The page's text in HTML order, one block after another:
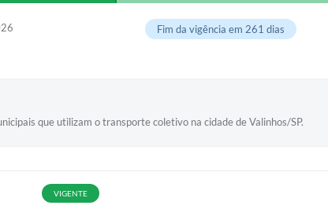
Fim da vigência em 261 dias
que utilizam o transporte coletivo na cidade de Valinhos/SP.
VIGENTE